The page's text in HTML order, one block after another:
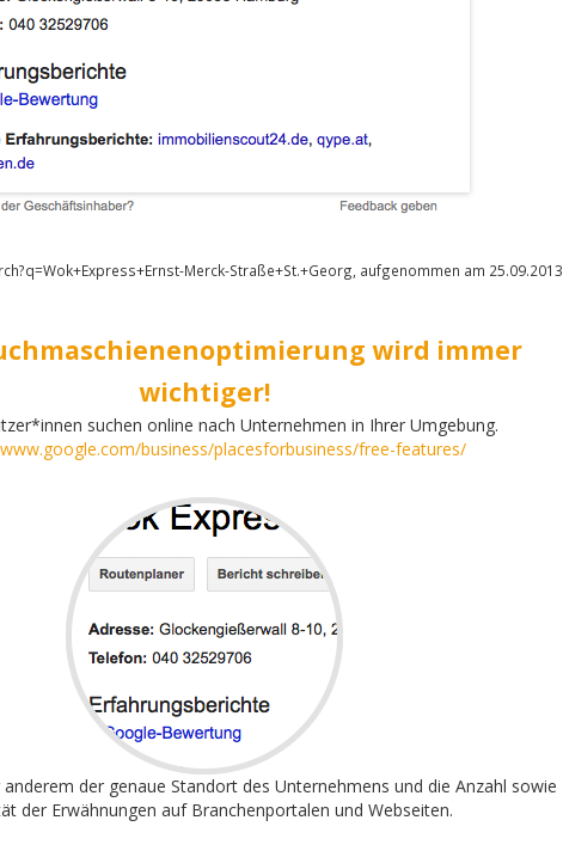
Merck-Straße+St.+Georg, aufgenommen am 25.09.2013
wird immer
wichtiger!
suchen online nach Unternehmen in Ihrer Umgebung.
www.google.com/business/placesforbusiness/free-features/
der genaue Standort des Unternehmens und die Anzahl sowie
der Erwähnungen auf Branchenportalen und Webseiten.